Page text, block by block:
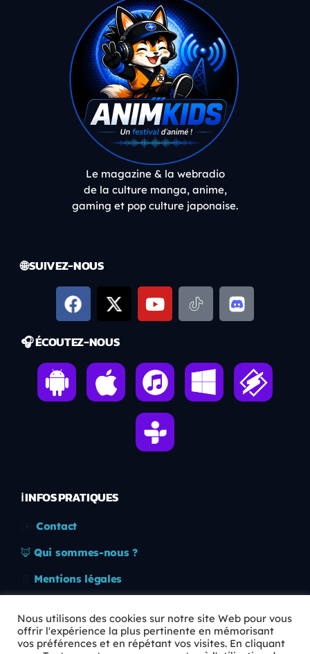
Le magazine & la webradio
de la culture manga, anime,
gaming et pop culture japonaise.
🌐 SUIVEZ-NOUS
🎧 ÉCOUTEZ-NOUS
ℹ️ INFOS PRATIQUES
Contact
🦊 Qui sommes-nous ?
Mentions légales
🛡️ RGPD
Nous utilisons des cookies sur notre site Web pour vous
offrir l'expérience la plus pertinente en mémorisant
vos préférences et en répétant vos visites. En cliquant